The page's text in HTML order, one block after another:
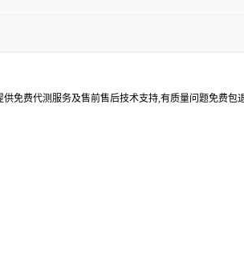
免费代测服务及售前售后技术支持,有质量问题免费包